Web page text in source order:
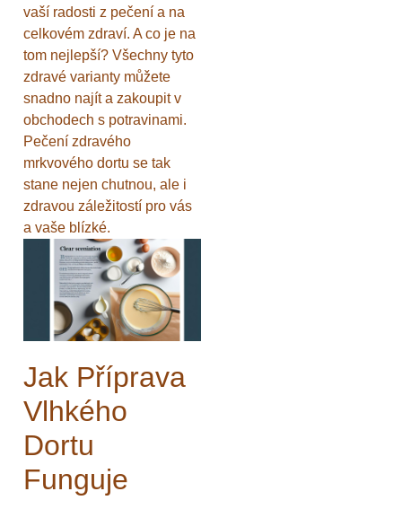
vaší radosti z pečení a na
celkovém zdraví. A co je na
tom nejlepší? Všechny tyto
zdravé varianty můžete
snadno najít a zakoupit v
obchodech s potravinami.
Pečení zdravého
mrkvového dortu se tak
stane nejen chutnou, ale i
zdravou záležitostí pro vás
a vaše blízké.
Jak Příprava
Vlhkého
Dortu
Funguje